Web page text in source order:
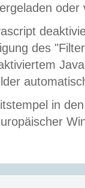
oder
des
in